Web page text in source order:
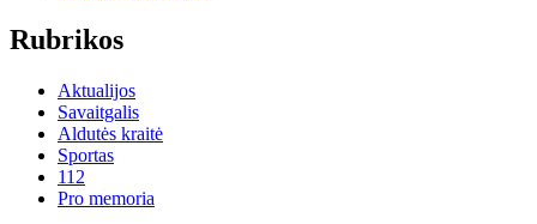
Rubrikos
Aktualijos
Savaitgalis
Aldutės kraitė
Sportas
112
Pro memoria